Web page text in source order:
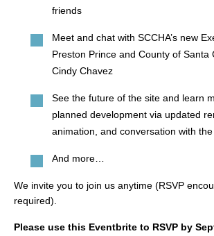
friends
Meet and chat with SCCHA’s new
Preston Prince and County of Santa
Cindy Chavez
See the future of the site and learn
planned development via updated
animation, and conversation with
And more…
We invite you to join us anytime (RSVP
required).
Please use this Eventbrite to RSVP by